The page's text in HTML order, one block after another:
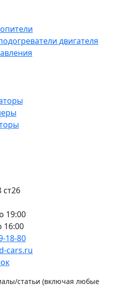
двигателя
19:00
16:00
18-80
cars.ru
статьи (включая любые